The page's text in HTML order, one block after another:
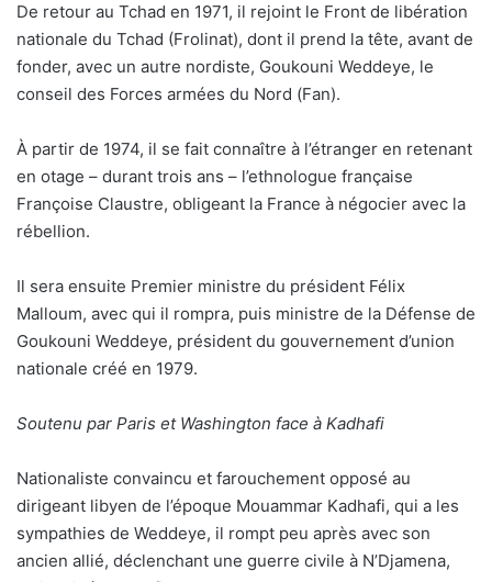
De retour au Tchad en 1971, il rejoint le Front de libération
nationale du Tchad (Frolinat), dont il prend la tête, avant de
fonder, avec un autre nordiste, Goukouni Weddeye, le
conseil des Forces armées du Nord (Fan).
À partir de 1974, il se fait connaître à l’étranger en retenant
en otage – durant trois ans – l’ethnologue française
Françoise Claustre, obligeant la France à négocier avec la
rébellion.
Il sera ensuite Premier ministre du président Félix
Malloum, avec qui il rompra, puis ministre de la Défense de
Goukouni Weddeye, président du gouvernement d’union
nationale créé en 1979.
Soutenu par Paris et Washington face à Kadhafi
Nationaliste convaincu et farouchement opposé au
dirigeant libyen de l’époque Mouammar Kadhafi, qui a les
sympathies de Weddeye, il rompt peu après avec son
ancien allié, déclenchant une guerre civile à N’Djamena,